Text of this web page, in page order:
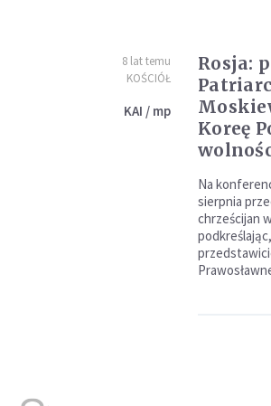
8 lat temu
KOŚCIÓŁ
KAI / mp
Rosja:
Koreę
Na
sierpnia
chrześcijan